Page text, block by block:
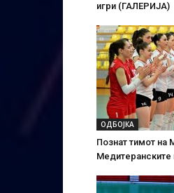
игри (ГАЛЕРИЈА)
ОДБОЈКА
Познат тимот на
Медитеранските